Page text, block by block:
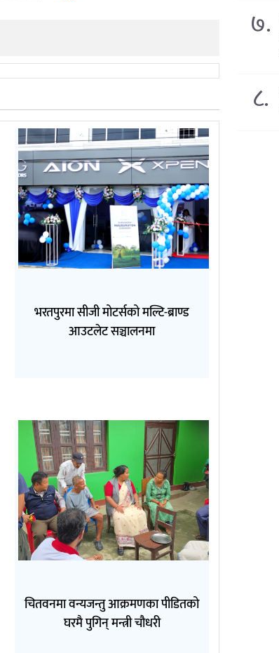
भरतपुरमा सीजी मोटर्सको मल्टि-ब्राण्ड
आउटलेट सञ्चालनमा
चितवनमा वन्यजन्तु आक्रमणका पीडितको
घरमै पुगिन् मन्त्री चौधरी
७.
८.